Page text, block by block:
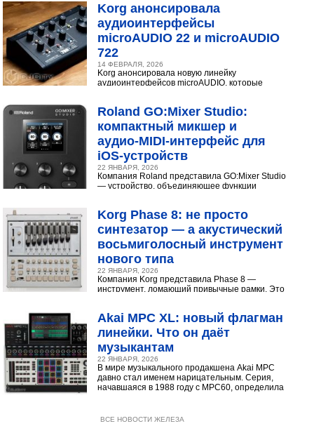
Korg анонсировала
аудиоинтерфейсы
microAUDIO 22 и microAUDIO
722
14 ФЕВРАЛЯ, 2026
Korg анонсировала новую линейку
аудиоинтерфейсов microAUDIO, которые
Roland GO:Mixer Studio:
компактный микшер и
аудио‑MIDI‑интерфейс для
iOS‑устройств
22 ЯНВАРЯ, 2026
Компания Roland представила GO:Mixer Studio
— устройство, объединяющее функции
Korg Phase 8: не просто
синтезатор — а акустический
восьмиголосный инструмент
нового типа
22 ЯНВАРЯ, 2026
Компания Korg представила Phase 8 —
инструмент, ломающий привычные рамки. Это
Akai MPC XL: новый флагман
линейки. Что он даёт
музыкантам
22 ЯНВАРЯ, 2026
В мире музыкального продакшена Akai MPC
давно стал именем нарицательным. Серия,
начавшаяся в 1988 году с MPC60, определила
ВСЕ НОВОСТИ ЖЕЛЕЗА